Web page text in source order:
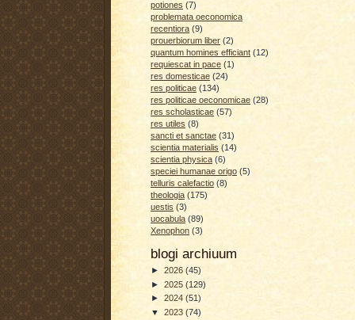
potiones (7)
problemata oeconomica
recentiora (9)
prouerbiorum liber (2)
quantum homines efficiant (12)
requiescat in pace (1)
res domesticae (24)
res politicae (134)
res politicae oeconomicae (28)
res scholasticae (57)
res utiles (8)
sancti et sanctae (31)
scientia materialis (14)
scientia physica (6)
speciei humanae origo (5)
telluris calefactio (8)
theologia (175)
uestis (3)
uocabula (89)
Xenophon (3)
blogi archiuum
► 2026 (45)
► 2025 (129)
► 2024 (51)
▼ 2023 (74)